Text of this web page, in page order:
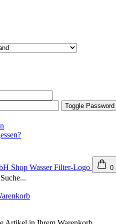
Toggle
0
Suche...